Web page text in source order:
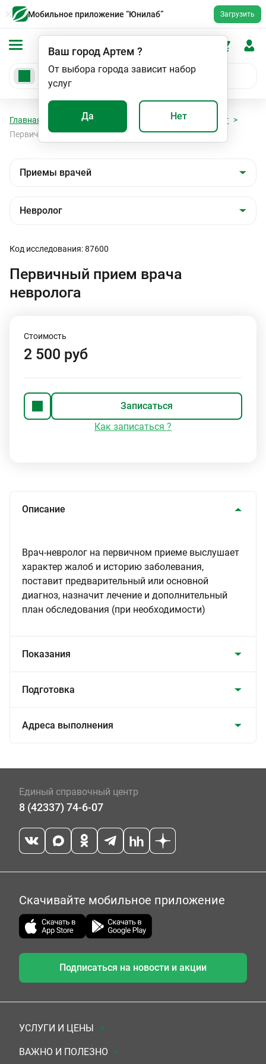
Мобильное приложение “Юнилаб” Загрузить
Ваш городАртем ?
От выбора города зависит набор
услуг
Да Нет
Главная Мед. услуги Приемы врачей
Невролог
Первичный прием врача невролога
Код исследования: 87600
Первичный прием врача
невролога
Стоимость
2 500 руб
Записаться
Как записаться ?
Описание
Врач-невролог на первичном приеме выслушает
характер жалоб и историю заболевания,
поставит предварительный или основной
диагноз, назначит лечение и дополнительный
план обследования (при необходимости)
Показания
Подготовка
Адреса выполнения
Единый справочный центр
8 (42337) 74-6-07
Скачивайте мобильное приложение
Подписаться на новости и акции
УСЛУГИ И ЦЕНЫ
Анализы
ВАЖНО И ПОЛЕЗНО